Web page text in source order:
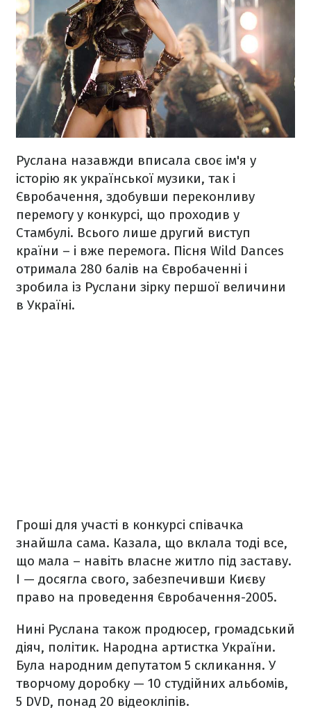
Руслана назавжди вписала своє ім'я у
історію як української музики, так і
Євробачення, здобувши переконливу
перемогу у конкурсі, що проходив у
Стамбулі. Всього лише другий виступ
країни – і вже перемога. Пісня Wild Dances
отримала 280 балів на Євробаченні і
зробила із Руслани зірку першої величини
в Україні.
Гроші для участі в конкурсі співачка
знайшла сама. Казала, що вклала тоді все,
що мала – навіть власне житло під заставу.
І — досягла свого, забезпечивши Києву
право на проведення Євробачення-2005.
Нині Руслана також продюсер, громадський
діяч, політик. Народна артистка України.
Була народним депутатом 5 скликання. У
творчому доробку — 10 студійних альбомів,
5 DVD, понад 20 відеокліпів.